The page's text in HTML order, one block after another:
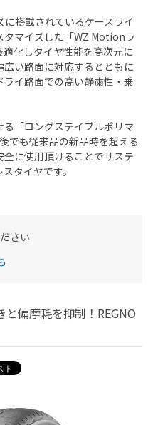
搭載されているケースライ
タマイズした「WZ Motionラ
化しタイヤ性能を高次元に
い路面に対応するとともに
イ路面での高い静粛性・乗
「ロングステイブルポリマ
でも従来品の新品時を超える
に使用頂けることでサステ
タイヤです。
さい
偏摩耗を抑制！REGNO